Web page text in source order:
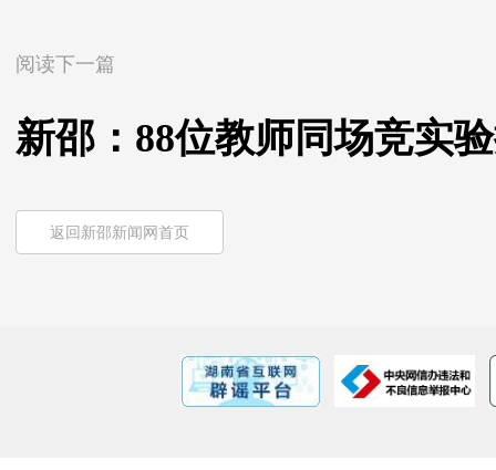
阅读下一篇
新邵：88位教师同场竞实
返回新邵新闻网首页